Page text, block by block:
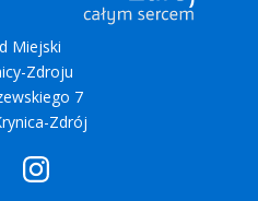
Miejski
Zdroju
7
Zdrój